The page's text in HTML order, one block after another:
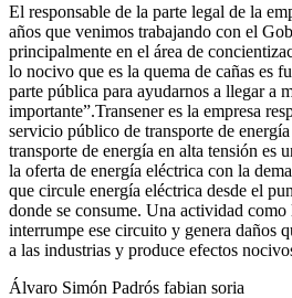
El responsable de la parte legal de la
años que venimos trabajando con el
principalmente en el área de
lo nocivo que es la quema de cañas es
parte pública para ayudarnos a llegar a
importante”.Transener es la empresa
servicio público de transporte de
transporte de energía en alta tensión es
la oferta de energía eléctrica con la
que circule energía eléctrica desde el
donde se consume. Una actividad como
interrumpe ese circuito y genera daños
a las industrias y produce efectos
Álvaro Simón Padrós fabian soria